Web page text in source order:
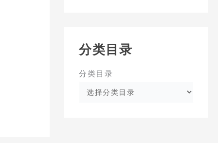
分类目录
分类目录